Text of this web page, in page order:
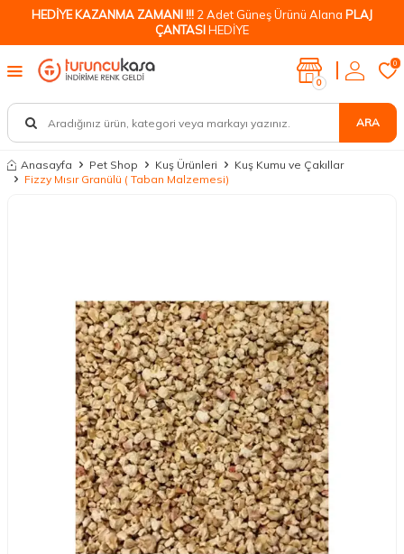
HEDİYE KAZANMA ZAMANI !!! 2 Adet Güneş Ürünü Alana PLAJ
ÇANTASIHEDİYE
ARA
0
0
Anasayfa Pet Shop Kuş Ürünleri
Kuş Kumu ve Çakıllar
Fizzy Mısır Granülü ( Taban Malzemesi)